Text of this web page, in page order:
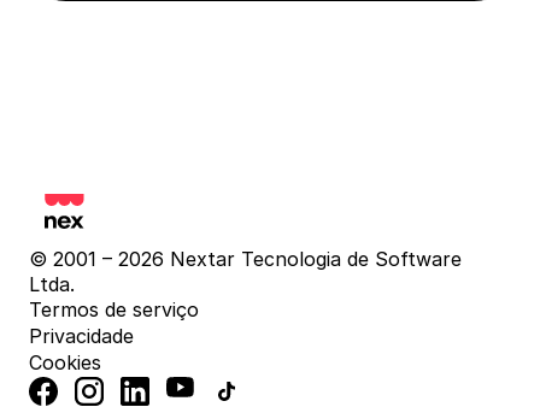
© 2001 – 2026 Nextar Tecnologia de Software
Ltda.
Termos de serviço
Privacidade
Cookies